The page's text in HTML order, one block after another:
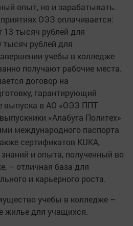
опыт, но и зарабатывать.
ОЭЗ оплачивается:
13 тысяч рублей для
тысяч рублей для
учебы в колледже
получают рабочие места.
договор на
гарантирующий
выпуска в АО «ОЭЗ ППТ
«Алабуга Политех»
международного паспорта
сертификатов KUKA,
знаний и опыта, полученный во
– отличная база для
и карьерного роста.
учебы в колледже –
жилье для учащихся.